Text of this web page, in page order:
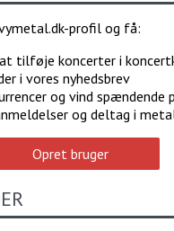
profil og få:
tilføje koncerter i
i vores nyhedsbrev
og vind spændende
og deltag i
Opret bruger